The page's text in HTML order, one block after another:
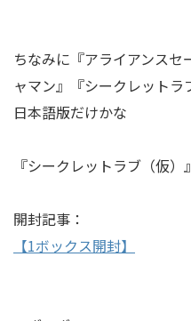
ちなみに『アライアンス
ャマン』『シークレット
日本語版だけかな
『シークレットラブ（仮）
開封記事：
【1ボックス開封】